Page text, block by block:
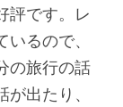
評です。レ
るので、
の旅行の話
出たり、